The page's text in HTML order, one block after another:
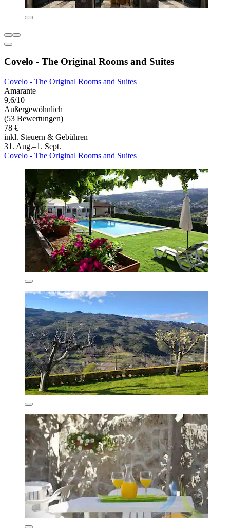
Covelo - The Original Rooms and Suites
Covelo - The Original Rooms and Suites
Amarante
9,6/10
Außergewöhnlich
(53 Bewertungen)
78 €
inkl. Steuern & Gebühren
31. Aug.–1. Sept.
Covelo - The Original Rooms and Suites